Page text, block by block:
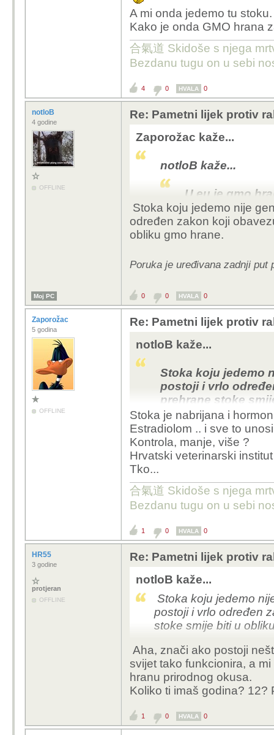
A mi onda jedemo tu stoku.
Kako je onda GMO hrana
合氣道 Skidoše s njega
Bezdanu tugu on u sebi
4 0 HVALA 0
notloB
4 godine
OFFLINE
Re: Pametni lijek protiv
Zaporožac kaže...
notloB kaže...
U eu je gmo
odnosno
jedino kao
A mi onda jedemo tu
Stoka koju jedemo nije
određen zakon koji
obliku gmo hrane.
Poruka je uređivana zadnji put
Moj PC 0 0 HVALA 0
Zaporožac
5 godina
OFFLINE
Re: Pametni lijek protiv
notloB kaže...
Stoka koju jedemo
postoji i vrlo
prehrane stoke
Stoka je nabrijana i
Estradiolom .. i sve to
Kontrola, manje, više ?
Hrvatski veterinarski
Tko...
合氣道 Skidoše s njega
Bezdanu tugu on u sebi
1 0 HVALA 0
HR55
3 godine
protjeran
OFFLINE
Re: Pametni lijek protiv
notloB kaže...
Stoka koju jedemo
postoji i vrlo određen
stoke smije biti u
Aha, znači ako postoji
svijet tako funkcionira, a
hranu prirodnog okusa.
Koliko ti imaš godina? 12?
1 0 HVALA 0